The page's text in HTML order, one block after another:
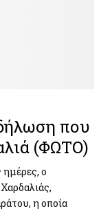
που
(ΦΩΤΟ)
ημέρες, ο
η οποία